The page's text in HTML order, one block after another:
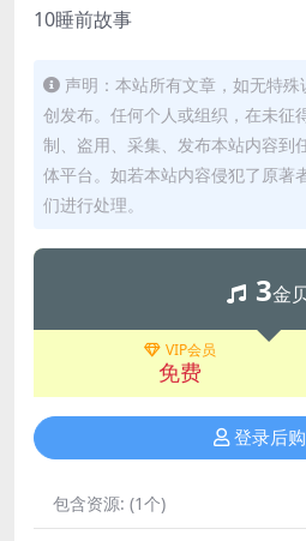
10睡前故事
声明：本站所有文章，如无特
创发布。任何个人或组织，在未征
制、盗用、采集、发布本站内容到
体平台。如若本站内容侵犯了原著
们进行处理。
3金
VIP会员
免费
登录后
包含资源: (1个)